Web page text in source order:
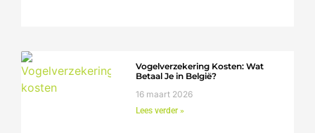
Vogelverzekering Kosten: Wat
Betaal Je in België?
16 maart 2026
Lees verder »